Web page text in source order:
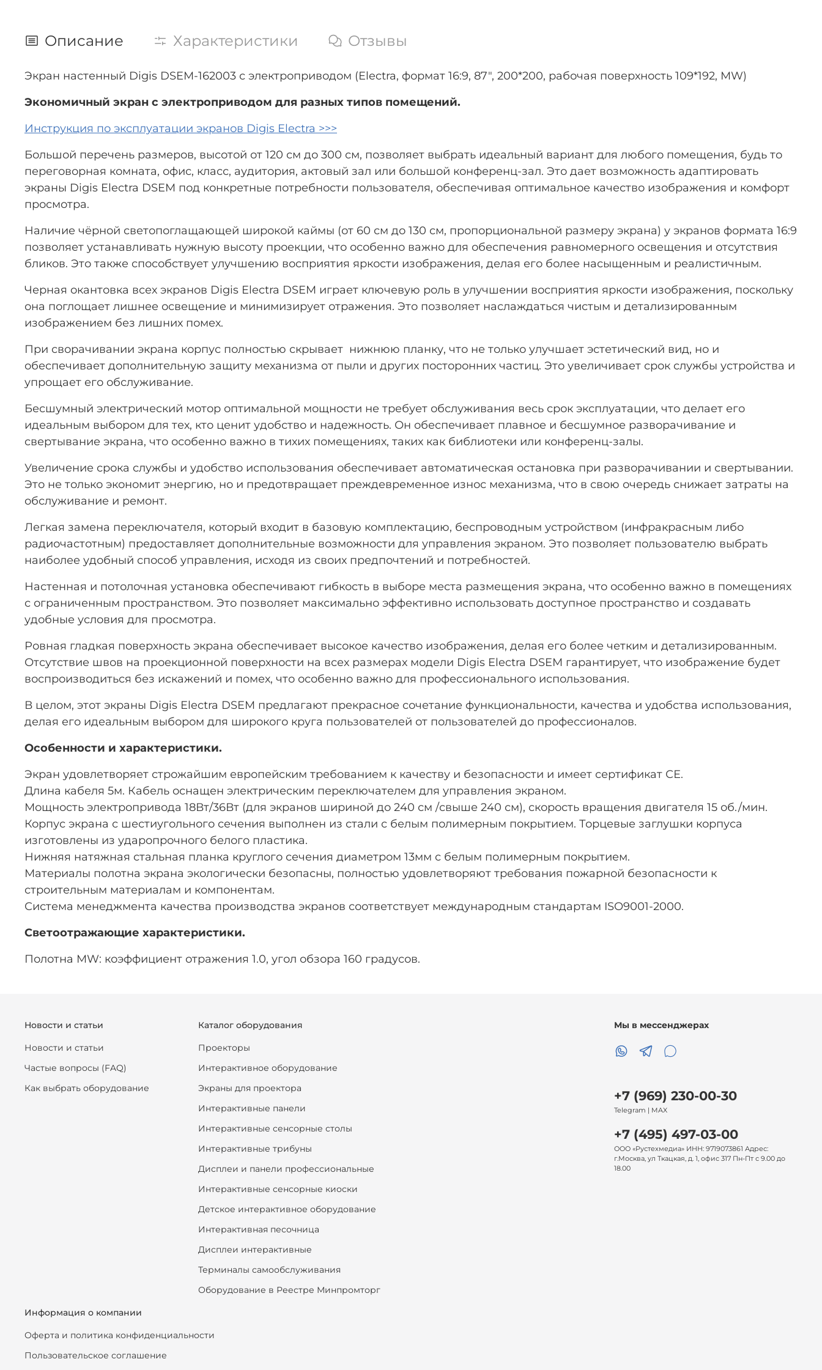
Описание Характеристики Отзывы
Экран настенный Digis DSEM-162003 с электроприводом (Electra, формат 16:9, 87", 200*200, рабочая поверхность 109*192, MW)
Экономичный экран с электроприводом для разных типов помещений.
Инструкция по эксплуатации экранов Digis Electra >>>
Большой перечень размеров, высотой от 120 см до 300 см, позволяет выбрать идеальный вариант для любого помещения, будь то
переговорная комната, офис, класс, аудитория, актовый зал или большой конференц-зал. Это дает возможность адаптировать
экраны Digis Electra DSEM под конкретные потребности пользователя, обеспечивая оптимальное качество изображения и комфорт
просмотра.
Наличие чёрной светопоглащающей широкой каймы (от 60 см до 130 см, пропорциональной размеру экрана) у экранов формата 16:9
позволяет устанавливать нужную высоту проекции, что особенно важно для обеспечения равномерного освещения и отсутствия
бликов. Это также способствует улучшению восприятия яркости изображения, делая его более насыщенным и реалистичным.
Черная окантовка всех экранов Digis Electra DSEM играет ключевую роль в улучшении восприятия яркости изображения, поскольку
она поглощает лишнее освещение и минимизирует отражения. Это позволяет наслаждаться чистым и детализированным
изображением без лишних помех.
При сворачивании экрана корпус полностью скрывает нижнюю планку, что не только улучшает эстетический вид, но и
обеспечивает дополнительную защиту механизма от пыли и других посторонних частиц. Это увеличивает срок службы устройства и
упрощает его обслуживание.
Бесшумный электрический мотор оптимальной мощности не требует обслуживания весь срок эксплуатации, что делает его
идеальным выбором для тех, кто ценит удобство и надежность. Он обеспечивает плавное и бесшумное разворачивание и
свертывание экрана, что особенно важно в тихих помещениях, таких как библиотеки или конференц-залы.
Увеличение срока службы и удобство использования обеспечивает автоматическая остановка при разворачивании и свертывании.
Это не только экономит энергию, но и предотвращает преждевременное износ механизма, что в свою очередь снижает затраты на
обслуживание и ремонт.
Легкая замена переключателя, который входит в базовую комплектацию, беспроводным устройством (инфракрасным либо
радиочастотным) предоставляет дополнительные возможности для управления экраном. Это позволяет пользователю выбрать
наиболее удобный способ управления, исходя из своих предпочтений и потребностей.
Настенная и потолочная установка обеспечивают гибкость в выборе места размещения экрана, что особенно важно в помещениях
с ограниченным пространством. Это позволяет максимально эффективно использовать доступное пространство и создавать
удобные условия для просмотра.
Ровная гладкая поверхность экрана обеспечивает высокое качество изображения, делая его более четким и детализированным.
Отсутствие швов на проекционной поверхности на всех размерах модели Digis Electra DSEM гарантирует, что изображение будет
воспроизводиться без искажений и помех, что особенно важно для профессионального использования.
В целом, этот экраны Digis Electra DSEM предлагают прекрасное сочетание функциональности, качества и удобства использования,
делая его идеальным выбором для широкого круга пользователей от пользователей до профессионалов.
Особенности и характеристики.
Экран удовлетворяет строжайшим европейским требованием к качеству и безопасности и имеет сертификат СЕ.
Длина кабеля 5м. Кабель оснащен электрическим переключателем для управления экраном.
Мощность электропривода 18Вт/36Вт (для экранов шириной до 240 см /свыше 240 см), скорость вращения двигателя 15 об./мин.
Корпус экрана с шестиугольного сечения выполнен из стали с белым полимерным покрытием. Торцевые заглушки корпуса
изготовлены из ударопрочного белого пластика.
Нижняя натяжная стальная планка круглого сечения диаметром 13мм с белым полимерным покрытием.
Материалы полотна экрана экологически безопасны, полностью удовлетворяют требования пожарной безопасности к
строительным материалам и компонентам.
Система менеджмента качества производства экранов соответствует международным стандартам ISO9001-2000.
Светоотражающие характеристики.
Полотна MW: коэффициент отражения 1.0, угол обзора 160 градусов.
Новости и статьи
Новости и статьи
Частые вопросы (FAQ)
Как выбрать оборудование
Каталог оборудования
Проекторы
Интерактивное оборудование
Экраны для проектора
Интерактивные панели
Интерактивные сенсорные столы
Интерактивные трибуны
Дисплеи и панели профессиональные
Интерактивные сенсорные киоски
Детское интерактивное оборудование
Интерактивная песочница
Дисплеи интерактивные
Терминалы самообслуживания
Оборудование в Реестре Минпромторг
Информация о компании
Оферта и политика конфиденциальности
Пользовательское соглашение
Мы в мессенджерах
+7 (969) 230-00-30
Telegram | MAX
+7 (495) 497-03-00
ООО «Рустехмедиа» ИНН: 9719073861 Адрес:
г.Москва, ул Ткацкая, д. 1, офис 317 Пн-Пт с 9.00 до
18.00